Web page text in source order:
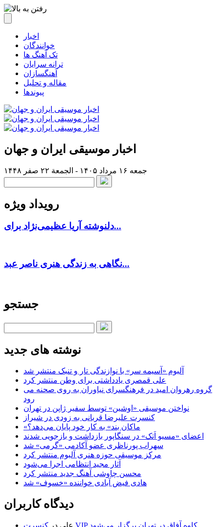
اخبار
خوانندگان
تک آهنگ ها
ترانه سرایان
آهنگسازان
مقاله و تحلیل
پیوندها
اخبار موسیقی ایران و جهان
جمعه ۱۶ مرداد ۱۴۰۵ - الجمعة ۲۲ صفر ۱۴۴۸
رویداد ویژه
دلنوشته آریا عظیمی‌نژاد برای...
نگاهی به زندگی هنری ناصر عبد...
جستجو
نوشته های جدید
آلبوم «آسیمه سر» با نوازندگی تار و تنبک منتشر شد
علی قمصری یادداشتی برای وطن منتشر کرد
گروه رهروان امید در فرهنگسرای نیاوران به روی صحنه می
رود
نواختن موسیقی «اوشین» توسط سفیر ژاپن در تهران
کنسرت علیرضا قربانی به زودی در شیراز
«ماکان بند» به کار خود پایان می‌دهد؟
اعضای «مسیو اَتک» در سنگاپور بازداشت و بازجویی شدند
سهراب پورناظری عضو آکادمی «گرمی» شد
مرکز موسیقی حوزه هنری آلبوم منتشر کرد
آثار مجید انتظامی اجرا می‌شود
محسن چاوشی آهنگ جدید منتشر کرد
هادی فیض آبادی خواننده «خسوف» شد
دیدگاه کاربران